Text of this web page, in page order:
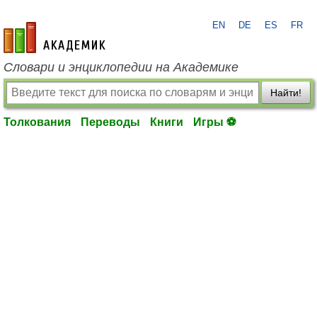
academic.ru
EN DE ES FR
Словари и энциклопедии на Академике
Найти!
Толкования Переводы Книги Игры ⚽